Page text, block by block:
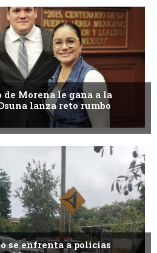
de Morena le gana a la
lanza reto rumbo
se enfrenta a policías